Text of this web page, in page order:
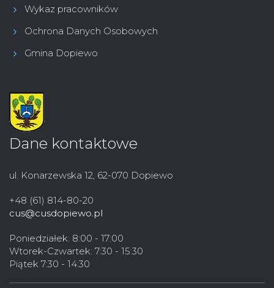
Wykaz pracowników
Ochrona Danych Osobowych
Gmina Dopiewo
Dane kontaktowe
ul. Konarzewska 12, 62-070 Dopiewo
+48 (61) 814-80-20
cus@cusdopiewo.pl
Poniedziałek: 8:00 - 17:00
Wtorek-Czwartek: 7:30 - 15:30
Piątek 7:30 - 14:30